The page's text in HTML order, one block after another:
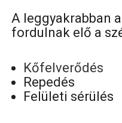
A leggyakrabban
fordulnak elő a
Kőfelverődés
Repedés
Felületi sérülés